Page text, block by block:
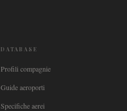
DATABASE
Profili compagnie
Guide aeroporti
Specifiche aerei